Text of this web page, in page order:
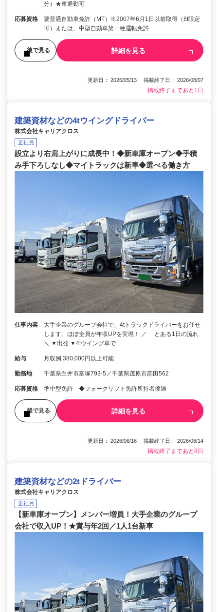
分）★車通勤可
応募資格
要普通自動車免許（MT）※2007年6月1日以前取得（8t限定
可）または、中型自動車第一種運転免許
後で見る 詳細を見る
更新日： 2026/05/13 掲載終了日： 2026/08/07
掲載終了まであと1日
建築資材などの4tウイングドライバー
株式会社キャリアクロス
正社員
設立より右肩上がりに成長中！◆新車庫オープン◆手積
み手下ろしなし◆マイトラックは新車◆選べる働き方
仕事内容
大手企業のグループ会社で、4tトラックドライバーをお任せ
します。ほぼ全員が年収UPを実現！ ／ とある1日の流れ
＼ ▼出発 ▼4tウイング車で…
給与 月収例 380,000円以上可能
勤務地 千葉県白井市富塚793-5／千葉県茂原市高田562
応募資格 準中型免許 ◆フォークリフト免許所持者優遇
後で見る 詳細を見る
更新日： 2026/06/16 掲載終了日： 2026/08/14
掲載終了まであと8日
建築資材などの2tドライバー
株式会社キャリアクロス
正社員
【新車庫オープン】メンバー増員！大手企業のグループ
会社で収入UP！★賞与年2回／1人1台新車